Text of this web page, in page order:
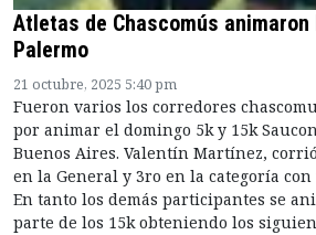
Atletas de Chascomús
Palermo
21 octubre, 2025 5:40 pm
Fueron varios los corredores
por animar el domingo 5k y 15k
Buenos Aires. Valentín Martínez,
en la General y 3ro en la categoría con
En tanto los demás participantes se
parte de los 15k obteniendo los